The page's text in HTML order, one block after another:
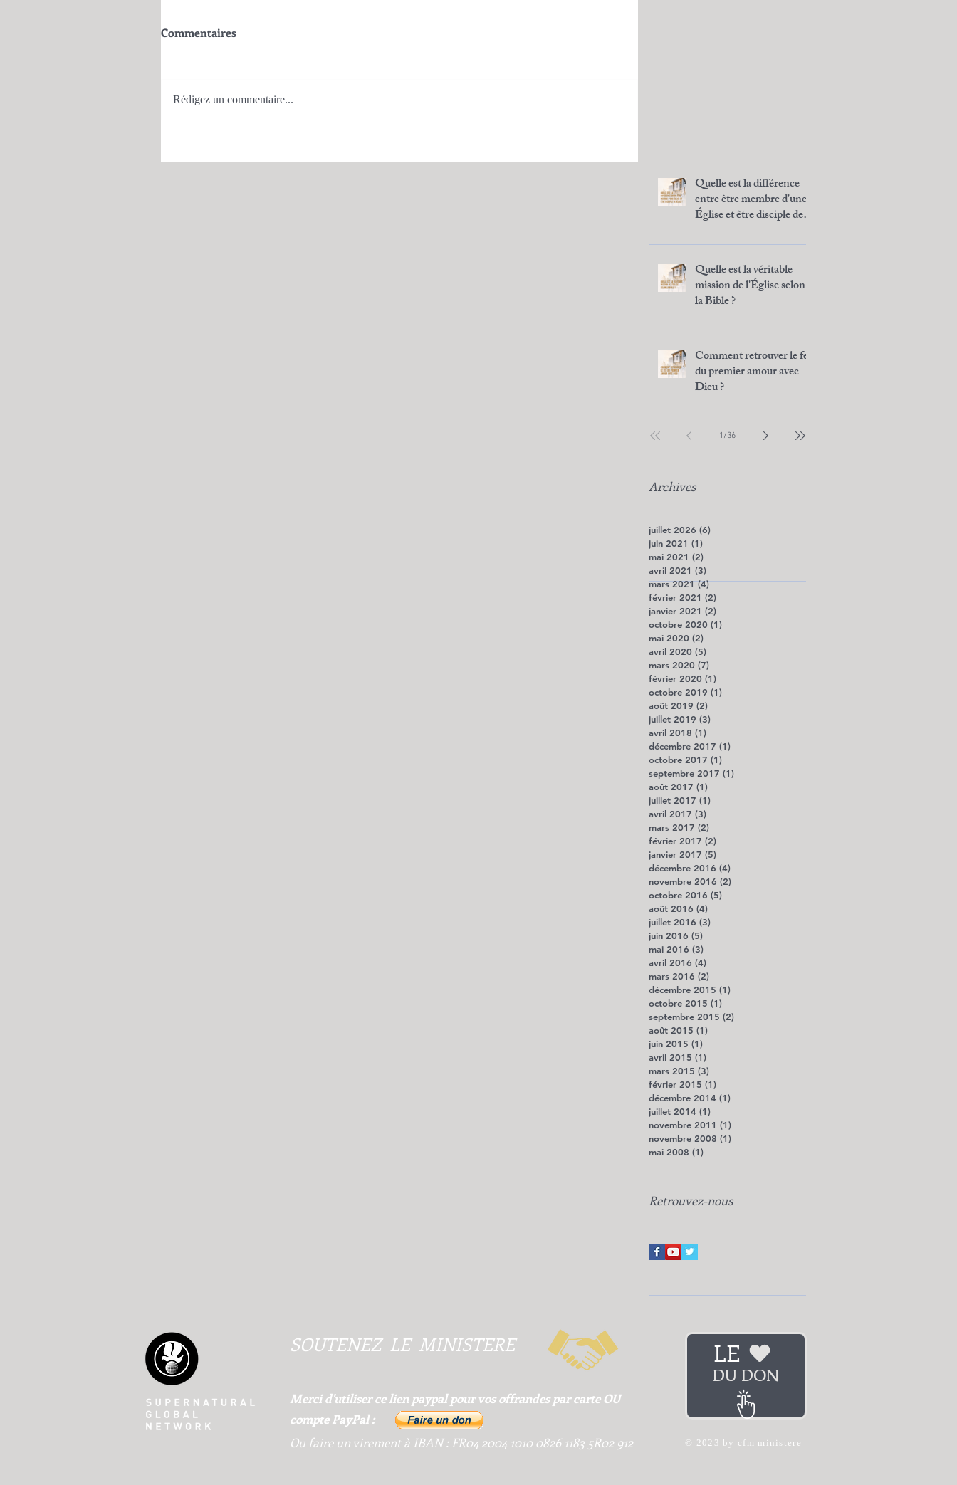
Commentaires
Rédigez un commentaire...
Quelle est la différence
entre être membre d'une
Église et être disciple de
Quelle est la véritable
mission de l'Église selon
la Bible ?
Comment retrouver le feu
du premier amour avec
Dieu ?
1 /36
Archives
juillet 2026 (6)
juin 2021 (1)
mai 2021 (2)
avril 2021 (3)
mars 2021 (4)4 posts
février 2021 (2)
janvier 2021 (2)
octobre 2020 (1)
mai 2020 (2)
avril 2020 (5)
mars 2020 (7)
février 2020 (1)
octobre 2019 (1)
août 2019 (2)
juillet 2019 (3)
avril 2018 (1)
décembre 2017 (1)
octobre 2017 (1)
septembre 2017 (1)
août 2017 (1)
juillet 2017 (1)
avril 2017 (3)
mars 2017 (2)
février 2017 (2)
janvier 2017 (5)
décembre 2016 (4)
novembre 2016 (2)
octobre 2016 (5)
août 2016 (4)
juillet 2016 (3)
juin 2016 (5)
mai 2016 (3)
avril 2016 (4)
mars 2016 (2)
décembre 2015 (1)
octobre 2015 (1)
septembre 2015 (2)
août 2015 (1)
juin 2015 (1)
avril 2015 (1)
mars 2015 (3)
février 2015 (1)
décembre 2014 (1)
juillet 2014 (1)
novembre 2011 (1)
novembre 2008 (1)
mai 2008 (1)
Retrouvez-nous
SOUTENEZ LE MINISTERE
Merci d'utiliser ce lien paypal pour vos offrandes par carte OU
compte PayPal :
Ou faire un virement à IBAN : FR04 2004 1010 0826 1183 5R02 912
DU DON
LE
© 2023 by cfm ministere